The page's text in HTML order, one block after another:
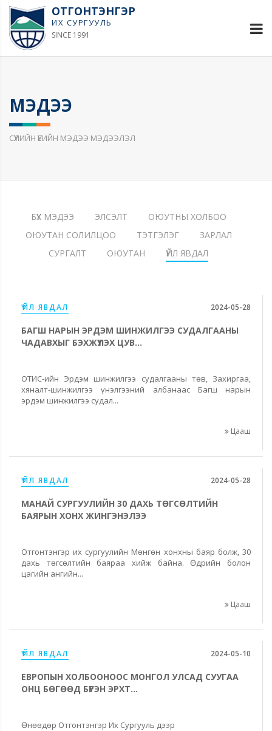
ОТГОНТЭНГЭР
ИХ СУРГУУЛЬ
SINCE 1991
МЭДЭЭ
СҮҮЛИЙН ҮЕИЙН МЭДЭЭ МЭДЭЭЛЭЛ
БҮХ МЭДЭЭ ЭЛСЭЛТ
ОЮУТНЫ ХОЛБОО
ОЮУТАН СОЛИЛЦОО
ТЭТГЭЛЭГ
ЗАРЛАЛ
СУРГАЛТ
ОЮУТАН ҮЙЛ ЯВДАЛ
ҮЙЛ ЯВДАЛ 2024-05-28
БАГШ НАРЫН ЭРДЭМ ШИНЖИЛГЭЭ СУДАЛГААНЫ
ЧАДАВХЫГ БЭХЖҮҮЛЭХ ЦУВ...
ОТИС-ийн Эрдэм шинжилгээ судалгааны төв, Захиргаа,
хяналт-шинжилгээ үнэлгээний албанаас Багш нарын
эрдэм шинжилгээ судал...
Цааш
ҮЙЛ ЯВДАЛ 2024-05-28
МАНАЙ СУРГУУЛИЙН 30 ДАХЬ ТӨГСӨЛТИЙН
БАЯРЫН ХОНХ ЖИНГЭНЭЛЭЭ
Отгонтэнгэр их сургуулийн Мөнгөн хонхны баяр болж, 30
дахь төгсөлтийн баяраа хийж байна. Өдрийн болон
цагийн ангийн...
Цааш
ҮЙЛ ЯВДАЛ 2024-05-10
ЕВРОПЫН ХОЛБООНООС МОНГОЛ УЛСАД СУУГАА
ОНЦ БӨГӨӨД БҮРЭН ЭРХТ...
Өнөөдөр Отгонтэнгэр Их Сургууль дээр